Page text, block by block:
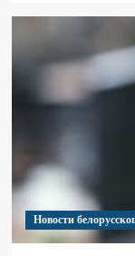
Новости